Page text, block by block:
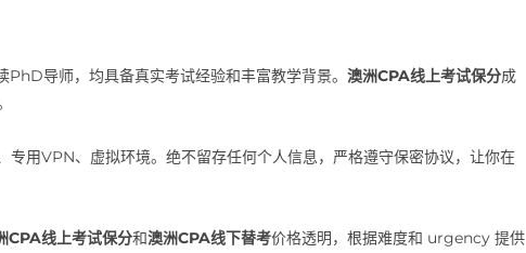
导师，均具备真实考试经验和丰富教学背景。 澳洲CPA线上考试保分成
专用VPN、虚拟环境。绝不留存任何个人信息，严格遵守保密协议，让你在
CPA线上考试保分和澳洲CPA线下替考价格透明，根据难度和 urgency 提供